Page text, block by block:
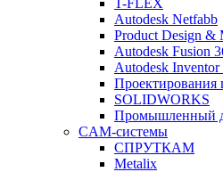
Autodesk Netfabb
Product Design &
Autodesk Fusion
Autodesk Inventor
Проектирования
SOLIDWORKS
Промышленный
CAM-системы
СПРУТКAM
Metalix